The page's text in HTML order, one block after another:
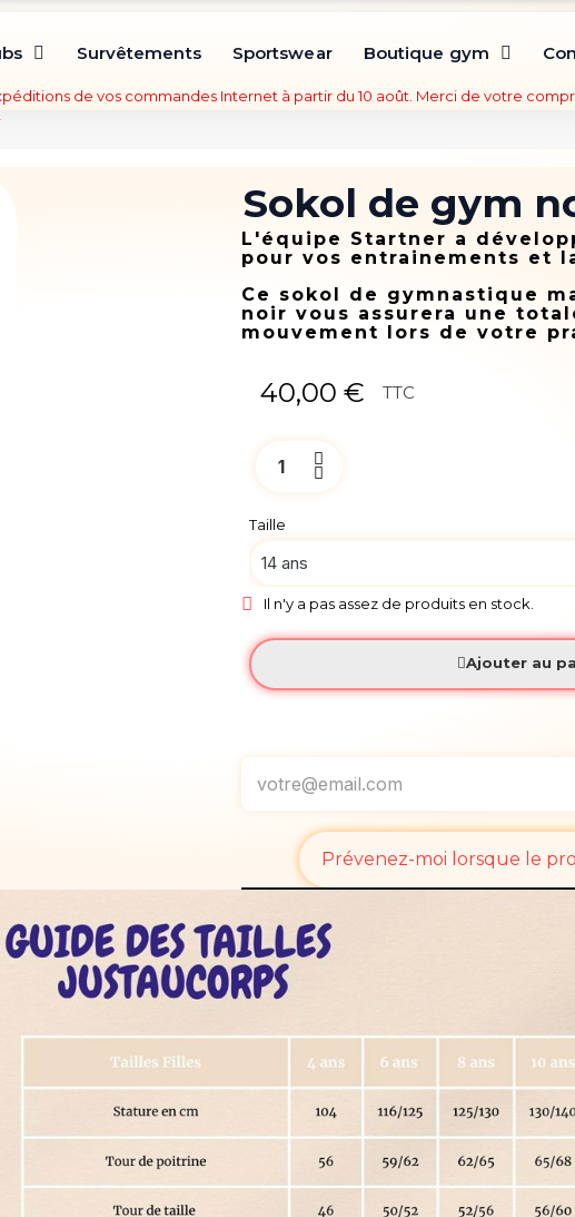
Survêtements Sportswear Boutique gym
de vos commandes Internet à partir du 10 août. Merci de votre
Sokol de gym
L'équipe Startner a
pour vos entrainements et
Ce sokol de gymnastique
noir vous assurera une
mouvement lors de votre
40,00 € TTC
Taille
Il n'y a pas assez de produits en stock.
Ajouter au
Prévenez-moi lorsque le